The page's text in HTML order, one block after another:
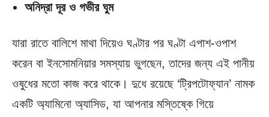
অনিদ্রা দূর ও গভীর ঘুম
যারা রাতে বালিশে মাথা দিয়েও ঘণ্টার পর ঘণ্টা এপাশ-ওপাশ
করেন বা ইনসোমনিয়ার সমস্যায় ভুগছেন, তাদের জন্য এই পানীয়
ওষুধের মতো কাজ করে থাকে। দুধে রয়েছে ‘ট্রিপটোফ্যান’ নামক
একটি অ্যামিনো অ্যাসিড, যা আপনার মস্তিষ্কে গিয়ে